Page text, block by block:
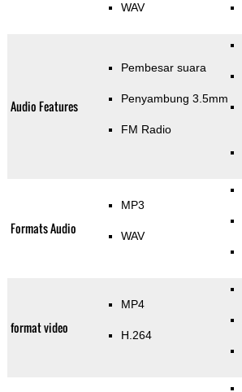
WAV
Audio Features
Pembesar suara
Penyambung 3.5mm
FM Radio
Formats Audio
MP3
WAV
format video
MP4
H.264